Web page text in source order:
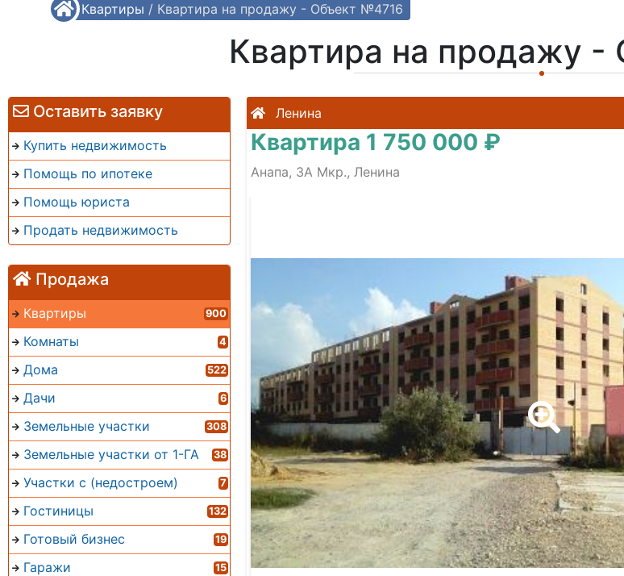
/ Квартиры / Квартира на продажу - Объект №4716
Квартира на продажу
Оставить заявку
Купить недвижимость
Помощь по ипотеке
Помощь юриста
Продать недвижимость
Продажа
Квартиры 900
Комнаты 4
Дома 522
Дачи 6
Земельные участки 308
Земельные участки от 1-ГА 38
Участки с (недостроем) 7
Гостиницы 132
Готовый бизнес 19
Гаражи 15
Ленина
Квартира 1 750 000 ₽
Анапа, 3А Мкр., Ленина